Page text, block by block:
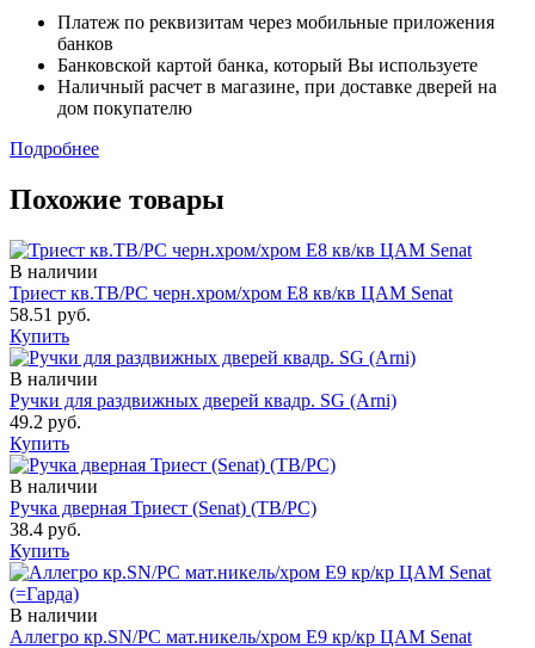
Платеж по реквизитам через мобильные приложения
банков
Банковской картой банка, который Вы используете
Наличный расчет в магазине, при доставке дверей на
дом покупателю
Подробнее
Похожие товары
В наличии
Триест кв.ТB/PС черн.хром/хром Е8 кв/кв ЦАМ Senat
58.51 руб.
Купить
В наличии
Ручки для раздвижных дверей квадр. SG (Arni)
49.2 руб.
Купить
В наличии
Ручка дверная Триест (Senat) (ТB/PС)
38.4 руб.
Купить
В наличии
Аллегро кр.SN/PС мат.никель/хром Е9 кр/кр ЦАМ Senat